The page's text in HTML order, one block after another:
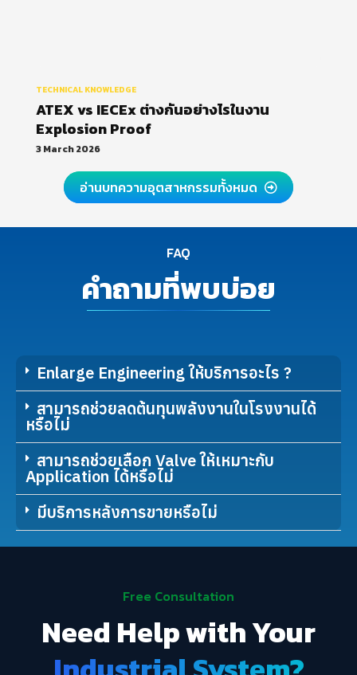
TECHNICAL KNOWLEDGE
ATEX vs IECEx ต่างกันอย่างไรในงาน
Explosion Proof
3 March 2026
อ่านบทความอุตสาหกรรมทั้งหมด
FAQ
คำถามที่พบบ่อย
Enlarge Engineering ให้บริการอะไร ?
สามารถช่วยลดต้นทุนพลังงานในโรงงานได้
หรือไม่
สามารถช่วยเลือก Valve ให้เหมาะกับ
Application ได้หรือไม่
มีบริการหลังการขายหรือไม่
Free Consultation
Need Help with Your